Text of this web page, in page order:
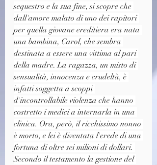
sequestro e la sua fine, si scopre che
dall'amore malato di uno dei rapitori
per quella giovane ereditiera era nata
una bambina, Carol, che sembra
destinata a essere una vittima al pari
della madre. La ragazza, un misto di
sensualità, innocenza e crudeltà, è
infatti soggetta a scoppi
d'incontrollabile violenza che hanno
costretto i medici a internarla in una
clinica. Ora, però, il ricchissimo nonno
è morto, e lei è diventata l'erede di una
fortuna di oltre sei milioni di dollari.
Secondo il testamento la gestione del